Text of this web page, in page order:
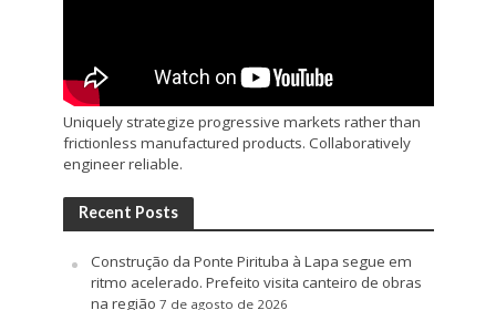
Uniquely strategize progressive markets rather than
frictionless manufactured products. Collaboratively
engineer reliable.
Recent Posts
Construção da Ponte Pirituba à Lapa segue em
ritmo acelerado. Prefeito visita canteiro de obras
na região 7 de agosto de 2026